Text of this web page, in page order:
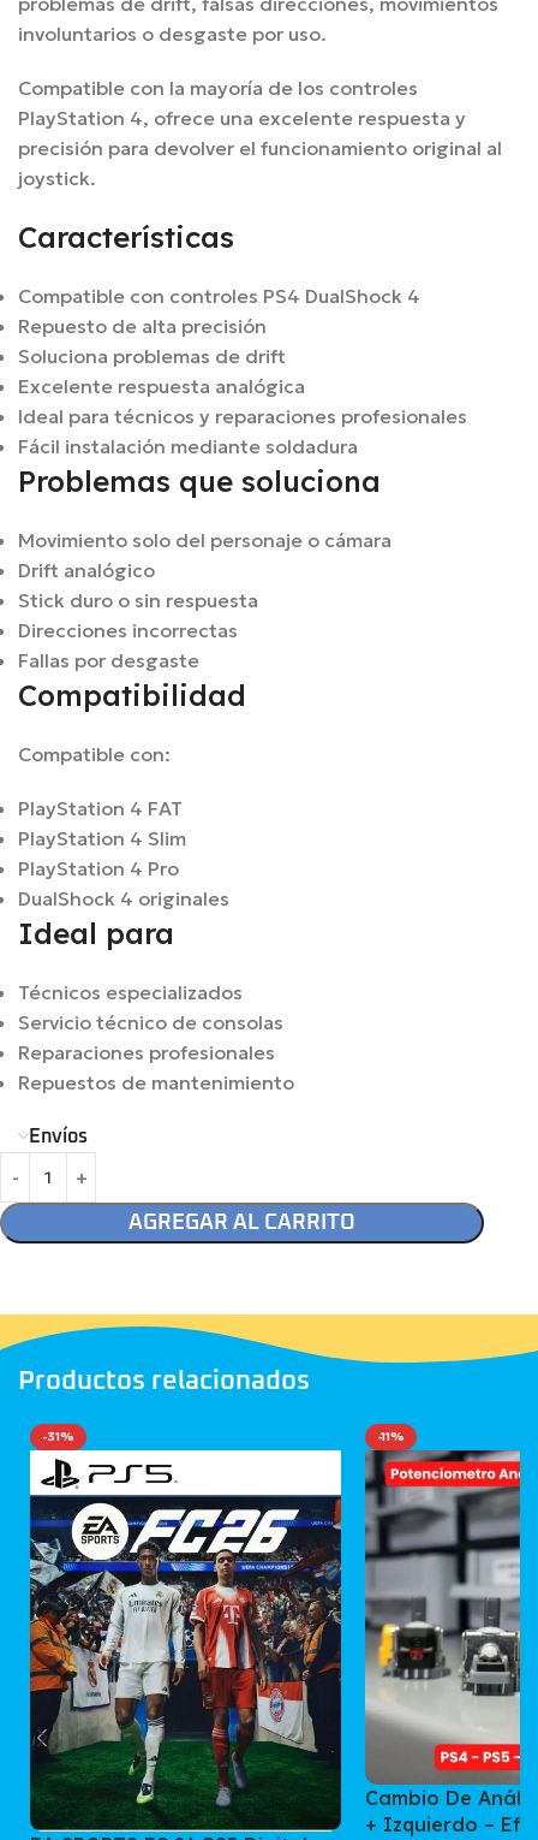
involuntarios o desgaste por uso.
Compatible con la mayoría de los controles
PlayStation 4, ofrece una excelente respuesta y
precisión para devolver el funcionamiento original al
joystick.
Características
Compatible con controles PS4 DualShock 4
Repuesto de alta precisión
Soluciona problemas de drift
Excelente respuesta analógica
Ideal para técnicos y reparaciones profesionales
Fácil instalación mediante soldadura
Problemas que soluciona
Movimiento solo del personaje o cámara
Drift analógico
Stick duro o sin respuesta
Direcciones incorrectas
Fallas por desgaste
Compatibilidad
Compatible con:
PlayStation 4 FAT
PlayStation 4 Slim
PlayStation 4 Pro
DualShock 4 originales
Ideal para
Técnicos especializados
Servicio técnico de consolas
Reparaciones profesionales
Repuestos de mantenimiento
Envíos
AGREGAR AL CARRITO
Productos relacionados
-31% -11%
Cambio De
+ Izquierdo –